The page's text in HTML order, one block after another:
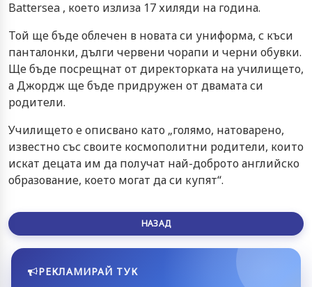
Battersea , което излиза 17 хиляди на година.
Той ще бъде облечен в новата си униформа, с къси
панталонки, дълги червени чорапи и черни обувки.
Ще бъде посрещнат от директорката на училището,
а Джордж ще бъде придружен от двамата си
родители.
Училището е описвано като „голямо, натоварено,
известно със своите космополитни родители, които
искат децата им да получат най-доброто английско
образование, което могат да си купят“.
НАЗАД
РЕКЛАМИРАЙ ТУК